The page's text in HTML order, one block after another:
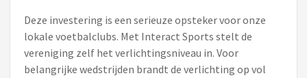
Deze investering is een serieuze opsteker voor onze
lokale voetbalclubs. Met Interact Sports stelt de
vereniging zelf het verlichtingsniveau in. Voor
belangrijke wedstrijden brandt de verlichting op vol